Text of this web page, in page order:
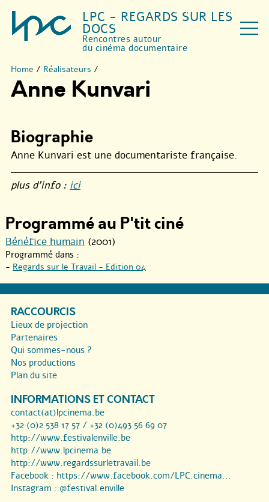
LPC - REGARDS SUR LES
DOCS
Rencontres autour
du cinéma documentaire
Home / Réalisateurs /
Anne Kunvari
Biographie
Anne Kunvari est une documentariste française.
plus d’info : ici
Programmé au P'tit ciné
Bénéfice humain (2001)
Programmé dans :
- Regards sur le Travail - Edition 04
RACCOURCIS
Lieux de projection
Partenaires
Qui sommes-nous ?
Nos productions
Plan du site
INFORMATIONS ET CONTACT
contact(at)lpcinema.be
+32 (0)2 538 17 57 / +32 (0)493 56 69 07
http://www.festivalenville.be
http://www.lpcinema.be
http://www.regardssurletravail.be
Facebook : https://www.facebook.com/LPC.cinema...
Instagram : @festival.enville